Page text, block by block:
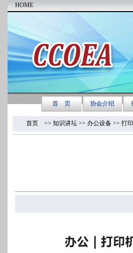
首页 >> 知识讲坛 >> 办公设备>> 打